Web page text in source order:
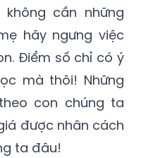
cần những
hãy ngưng việc
Điểm số chỉ có ý
mà thôi! Những
con chúng ta
được nhân cách
ta đâu!